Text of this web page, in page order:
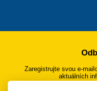
Zaregistrujte svou e-
aktuálních